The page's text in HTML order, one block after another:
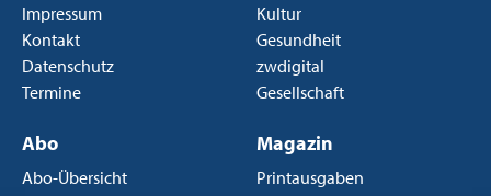
Impressum
Kontakt
Datenschutz
Termine
Kultur
Gesundheit
zwdigital
Gesellschaft
Abo
Abo-Übersicht
Magazin
Printausgaben